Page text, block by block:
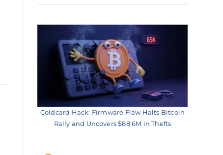
Coldcard Hack: Firmware Flaw Halts Bitcoin
Rally and Uncovers $88.6M in Thefts